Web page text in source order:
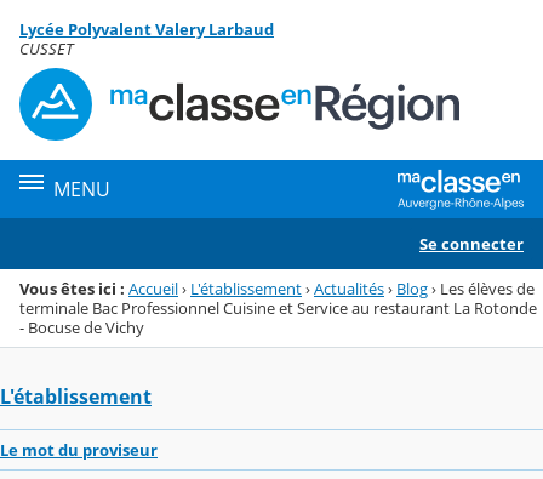
Menu de la rubrique
Contenu
Lycée Polyvalent Valery Larbaud
CUSSET
MENU
Se connecter
Vous êtes ici : Accueil› L'établissement›Actualités› Blog› Les élèves de
terminale Bac Professionnel Cuisine et Service au restaurant La Rotonde
- Bocuse de Vichy
L'établissement
Le mot du proviseur